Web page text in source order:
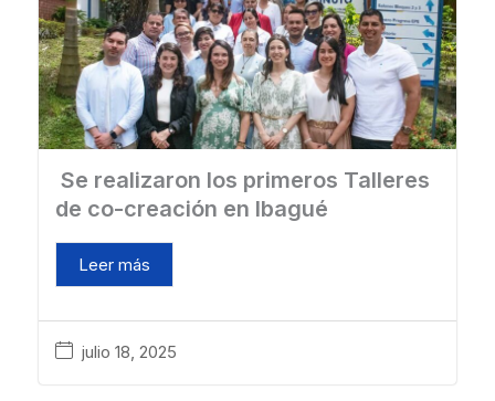
Se realizaron los primeros Talleres
de co-creación en Ibagué
julio 18, 2025
Leer más